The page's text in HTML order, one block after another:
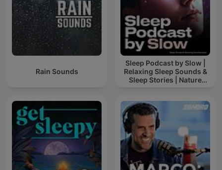
Rain Sounds
Sleep Podcast by Slow |
Relaxing Sleep Sounds &
Sleep Stories | Nature